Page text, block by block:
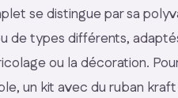
se distingue par sa
de types différents,
ou la décoration.
un kit avec du ruban